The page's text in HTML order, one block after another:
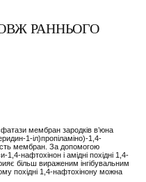
РАННЬОГО
мембран зародків в’юна
1-іл)пропіламіно)-1,4-
мембран. За допомогою
нафтохінон і амідні похідні 1,4-
більш вираженим інгібувальним
похідні 1,4-нафтохінону можна